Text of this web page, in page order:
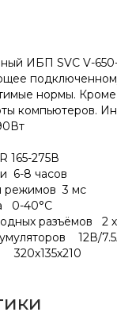
ИБП SVC V-
нормы.
компьютеров.
165-275В
6-8 часов
режимов 3 мс
0-40°С
разъёмов 2 х
12В/
320х135х210